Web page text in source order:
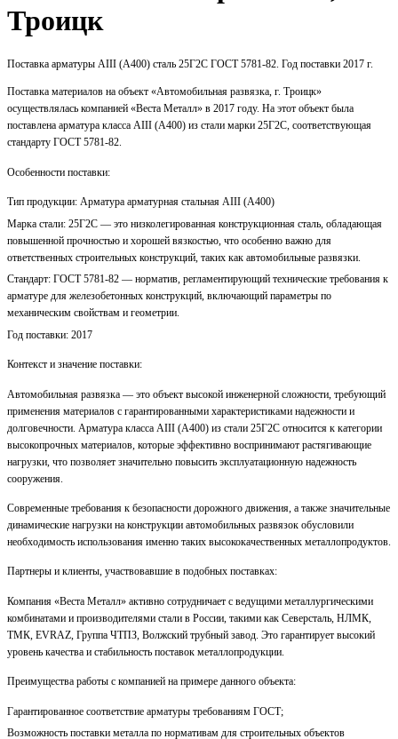
Троицк
Поставка арматуры AIII (А400) сталь 25Г2С ГОСТ 5781-82. Год поставки 2017 г.
Поставка материалов на объект «Автомобильная развязка, г. Троицк»
осуществлялась компанией «Веста Металл» в 2017 году. На этот объект была
поставлена арматура класса AIII (А400) из стали марки 25Г2С, соответствующая
стандарту ГОСТ 5781-82.
Особенности поставки:
Тип продукции: Арматура арматурная стальная AIII (А400)
Марка стали: 25Г2С — это низколегированная конструкционная сталь, обладающая
повышенной прочностью и хорошей вязкостью, что особенно важно для
ответственных строительных конструкций, таких как автомобильные развязки.
Стандарт: ГОСТ 5781-82 — норматив, регламентирующий технические требования к
арматуре для железобетонных конструкций, включающий параметры по
механическим свойствам и геометрии.
Год поставки: 2017
Контекст и значение поставки:
Автомобильная развязка — это объект высокой инженерной сложности, требующий
применения материалов с гарантированными характеристиками надежности и
долговечности. Арматура класса AIII (А400) из стали 25Г2С относится к категории
высокопрочных материалов, которые эффективно воспринимают растягивающие
нагрузки, что позволяет значительно повысить эксплуатационную надежность
сооружения.
Современные требования к безопасности дорожного движения, а также значительные
динамические нагрузки на конструкции автомобильных развязок обусловили
необходимость использования именно таких высококачественных металлопродуктов.
Партнеры и клиенты, участвовавшие в подобных поставках:
Компания «Веста Металл» активно сотрудничает с ведущими металлургическими
комбинатами и производителями стали в России, такими как Северсталь, НЛМК,
ТМК, EVRAZ, Группа ЧТПЗ, Волжский трубный завод. Это гарантирует высокий
уровень качества и стабильность поставок металлопродукции.
Преимущества работы с компанией на примере данного объекта:
Гарантированное соответствие арматуры требованиям ГОСТ;
Возможность поставки металла по нормативам для строительных объектов